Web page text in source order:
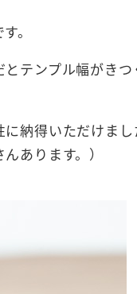
。
テンプル幅がき
納得いただけまし
あります。）